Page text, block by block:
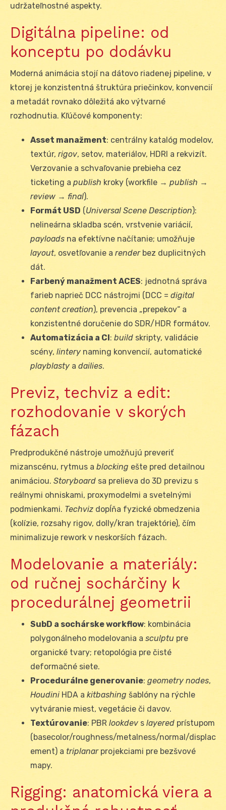
udržateľnostné aspekty.
Digitálna pipeline: od
konceptu po dodávku
Moderná animácia stojí na dátovo riadenej pipeline, v
ktorej je konzistentná štruktúra priečinkov, konvencií
a metadát rovnako dôležitá ako výtvarné
rozhodnutia. Kľúčové komponenty:
Asset manažment: centrálny katalóg modelov,
textúr, rigov, setov, materiálov, HDRI a rekvizít.
Verzovanie a schvaľovanie prebieha cez
ticketing a publish kroky (workfile → publish →
review → final).
Formát USD (Universal Scene Description):
nelineárna skladba scén, vrstvenie variácií,
payloads na efektívne načítanie; umožňuje
layout, osvetľovanie a renderbez duplicitných
dát.
Farbený manažment ACES: jednotná správa
farieb naprieč DCC nástrojmi (DCC = digital
content creation), prevencia „prepekov“ a
konzistentné doručenie do SDR/HDR formátov.
Automatizácia a CI: build skripty, validácie
scény, lintery naming konvencií, automatické
playblasty a dailies.
Previz, techviz a edit:
rozhodovanie v skorých
fázach
Predprodukčné nástroje umožňujú preveriť
mizanscénu, rytmus a blocking ešte pred detailnou
animáciou. Storyboard sa prelieva do 3D previzu s
reálnymi ohniskami, proxymodelmi a svetelnými
podmienkami. Techviz dopĺňa fyzické obmedzenia
(kolízie, rozsahy rigov, dolly/kran trajektórie), čím
minimalizuje rework v neskorších fázach.
Modelovanie a materiály:
od ručnej sochárčiny k
procedurálnej geometrii
SubD a sochárske workflow: kombinácia
polygonálneho modelovania a sculptu pre
organické tvary; retopológia pre čisté
deformačné siete.
Procedurálne generovanie: geometry nodes,
Houdini HDA a kitbashing šablóny na rýchle
vytváranie miest, vegetácie či davov.
Textúrovanie: PBR lookdev s layered prístupom
(basecolor/roughness/metalness/normal/displac
ement) a triplanarprojekciami pre bezšvové
mapy.
Rigging: anatomická viera a